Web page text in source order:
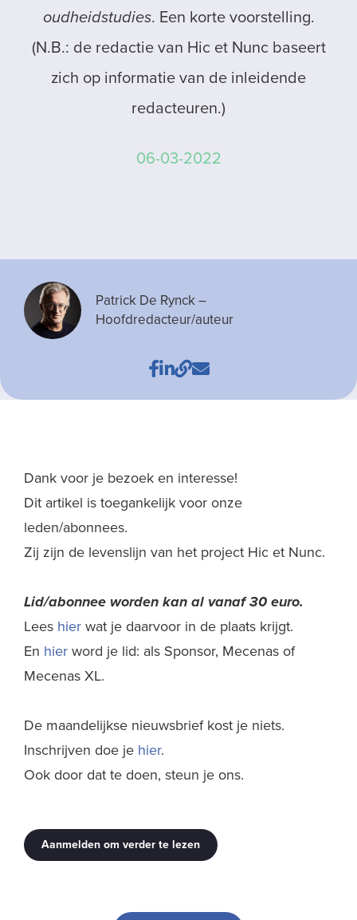
oudheidstudies. Een korte voorstelling.
(N.B.: de redactie van Hic et Nunc baseert
zich op informatie van de inleidende
redacteuren.)
06-03-2022
Patrick De Rynck–
Hoofdredacteur/auteur
Dank voor je bezoek en interesse!
Dit artikel is toegankelijk voor onze
leden/abonnees.
Zij zijn de levenslijn van het project Hic et Nunc.
Lid/abonnee worden kan al vanaf 30 euro.
Lees hierwat je daarvoor in de plaats krijgt.
En hierword je lid: als Sponsor, Mecenas of
Mecenas XL.
De maandelijkse nieuwsbrief kost je niets.
Inschrijven doe je hier.
Ook door dat te doen, steun je ons.
Aanmelden om verder te lezen